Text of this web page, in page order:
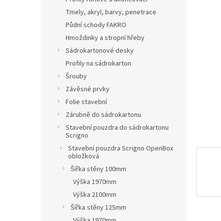
Tmely, akryl, barvy, penetrace
Půdní schody FAKRO
Hmoždinky a stropní hřeby
Sádrokartonové desky
Profily na sádrokarton
Šrouby
Závěsné prvky
Folie stavební
Zárubně do sádrokartonu
Stavební pouzdra do sádrokartonu
Scrigno
Stavební pouzdra Scrigno OpenBox
obložková
Šířka stěny 100mm
Výška 1970mm
Výška 2100mm
Šířka stěny 125mm